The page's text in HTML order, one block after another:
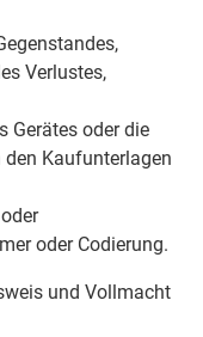
Verlustes,
Gerätes oder die
den Kaufunterlagen
oder Codierung.
und Vollmacht